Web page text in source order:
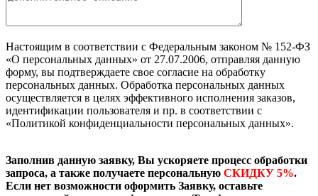
Настоящим в соответствии с Федеральным законом № 152-ФЗ
«О персональных данных» от 27.07.2006, отправляя данную
форму, вы подтверждаете свое согласие на обработку
персональных данных. Обработка персональных данных
осуществляется в целях эффективного исполнения заказов,
идентификации пользователя и пр. в соответствии с
«Политикой конфиденциальности персональных данных».
Заполнив данную заявку, Вы ускоряете процесс обработки
запроса, а также получаете персональную СКИДКУ 5%.
Если нет возможности оформить Заявку, оставьте